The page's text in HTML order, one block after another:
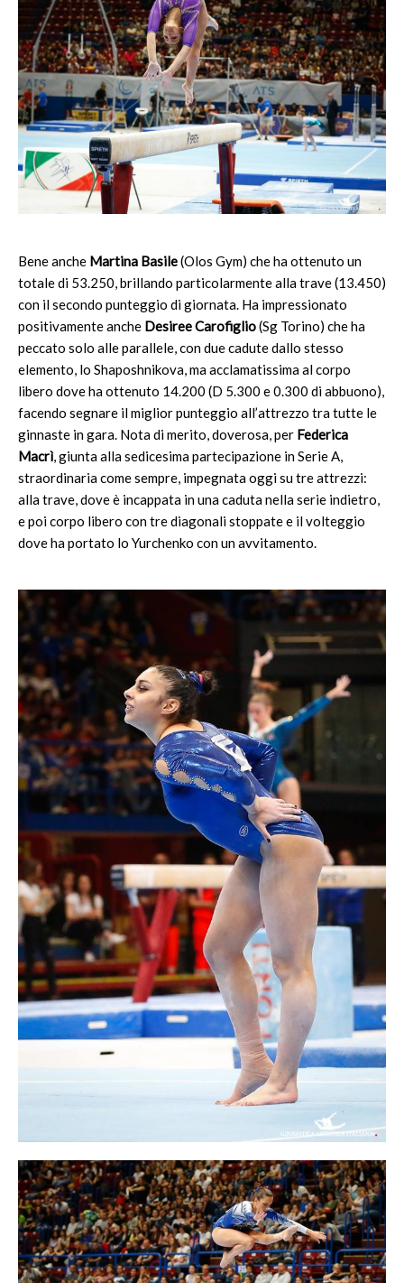
Bene anche Martina Basile(Olos Gym) che ha ottenuto un
totale di 53.250, brillando particolarmente alla trave (13.450)
con il secondo punteggio di giornata. Ha impressionato
positivamente anche Desiree Carofiglio(Sg Torino) che ha
peccato solo alle parallele, con due cadute dallo stesso
elemento, lo Shaposhnikova, ma acclamatissima al corpo
libero dove ha ottenuto 14.200 (D 5.300 e 0.300 di abbuono),
facendo segnare il miglior punteggio all’attrezzo tra tutte le
ginnaste in gara. Nota di merito, doverosa, per Federica
Macrì, giunta alla sedicesima partecipazione in Serie A,
straordinaria come sempre, impegnata oggi su tre attrezzi:
alla trave, dove è incappata in una caduta nella serie indietro,
e poi corpo libero con tre diagonali stoppate e il volteggio
dove ha portato lo Yurchenko con un avvitamento.